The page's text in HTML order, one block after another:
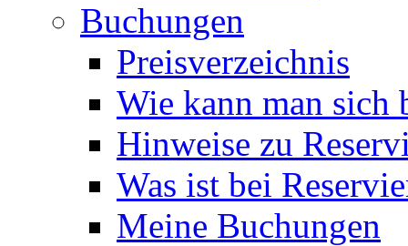
Buchungen
Preisverzeichnis
Wie kann man sich
Hinweise zu
Was ist bei
Meine Buchungen